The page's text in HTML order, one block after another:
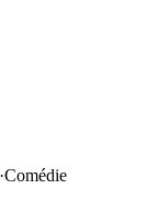
·Comédie